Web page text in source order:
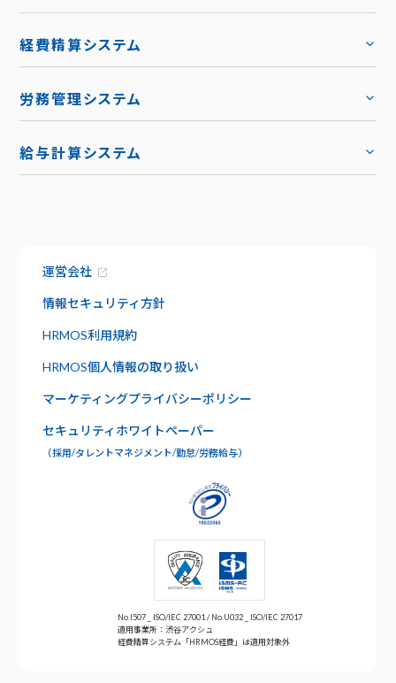
社内版ビズリーチ
料金
キャリア採用
導入事例
お役立ち資料
日報管理
ワークフロー
経費精算システム
労務管理システム
年末調整
特長
セキュリティ
サポート
よくあるご質問
給与計算システム
運営会社
情報セキュリティ方針
HRMOS利用規約
HRMOS個人情報の取り扱い
マーケティングプライバシーポリシー
セキュリティホワイトペーパー
（採用/タレントマネジメント/勤怠/労務給与）
No.I507 _ ISO/IEC 27001 / No.U032 _ ISO/IEC 27017
適用事業所：渋谷アクシュ
経費精算システム「HRMOS経費」は適用対象外